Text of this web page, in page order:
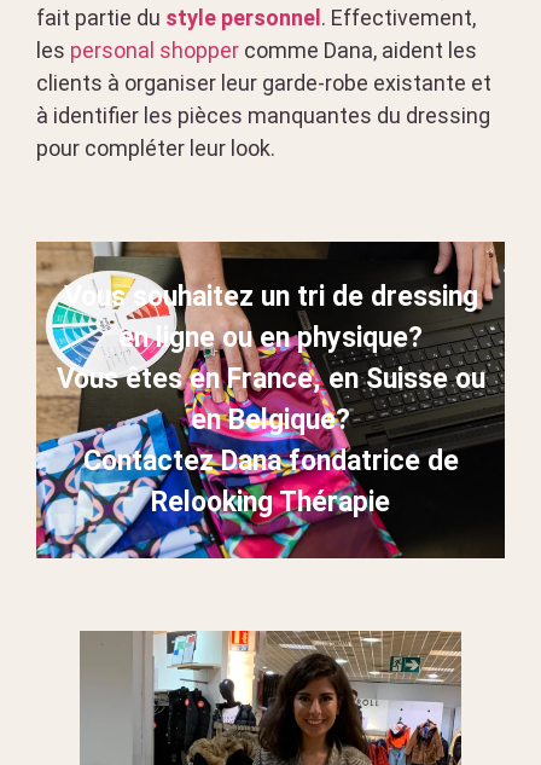
fait partie du style personnel . Effectivement,
les personal shopper comme Dana, aident les
clients à organiser leur garde-robe existante et
à identifier les pièces manquantes du dressing
pour compléter leur look.
Vous souhaitez un tri de dressing
en ligne ou en physique?
Vous êtes en France, en Suisse ou
en Belgique?
Contactez Dana fondatrice de
Relooking Thérapie